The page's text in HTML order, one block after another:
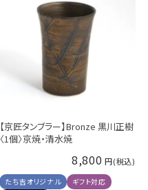
【京匠タンブラー】Bronze 黒川正樹
〈1個〉京焼・清水焼
8,800
たち吉オリジナル
ギフト対応